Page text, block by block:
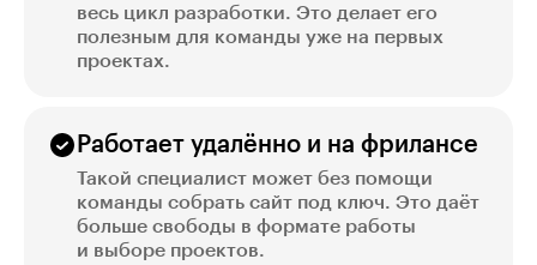
весь цикл разработки. Это делает его
полезным для команды уже на первых
проектах.
Работает удалённо и на фрилансе
Такой специалист может без помощи
команды собрать сайт под ключ. Это даёт
больше свободы в формате работы
и выборе проектов.